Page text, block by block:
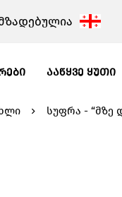
ᲐᲐᲬᲧᲕᲔ ᲧᲣᲗᲘ
სუფრა - “მზე